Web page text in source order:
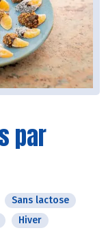
par
Sans lactose
Hiver